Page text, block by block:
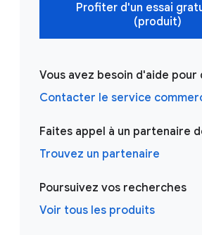
Profiter d'un essai
(produit)
Vous avez besoin d'aide pour
Contacter le service
Faites appel à un partenaire
Trouvez un partenaire
Poursuivez vos recherches
Voir tous les produits